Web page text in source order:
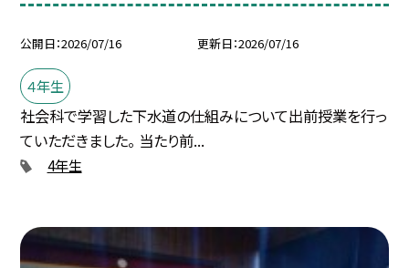
公開日 2026/07/16 更新日 2026/07/16
４年生
社会科で学習した下水道の仕組みについて出前授業を行っ
ていただきました。 当たり前...
4年生